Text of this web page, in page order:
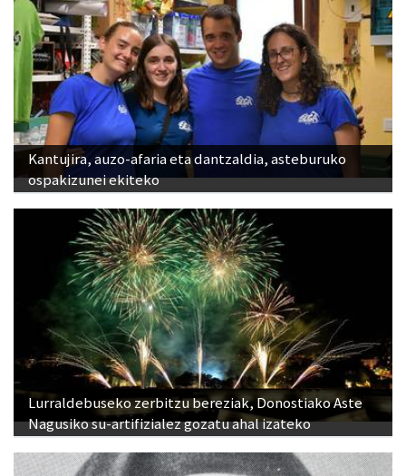
Kantujira, auzo-afaria eta dantzaldia, asteburuko
ospakizunei ekiteko
Lurraldebuseko zerbitzu bereziak, Donostiako Aste
Nagusiko su-artifizialez gozatu ahal izateko